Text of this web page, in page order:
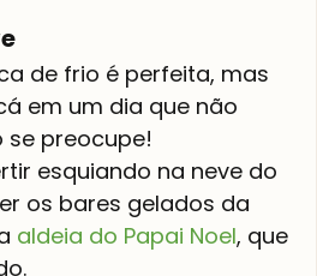
de frio é perfeita, mas
em um dia que não
se preocupe!
esquiando na neve do
os bares gelados da
aldeia do Papai Noel, que